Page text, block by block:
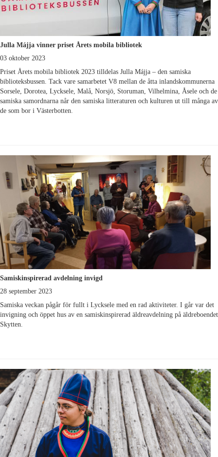
Julla Májja vinner priset Årets mobila bibliotek
03 oktober 2023
Priset Årets mobila bibliotek 2023 tilldelas Julla Májja – den samiska
biblioteksbussen. Tack vare samarbetet V8 mellan de åtta inlandskommunerna
Sorsele, Dorotea, Lycksele, Malå, Norsjö, Storuman, Vilhelmina, Åsele och de
samiska samordnarna når den samiska litteraturen och kulturen ut till många av
de som bor i Västerbotten.
Samiskinspirerad avdelning invigd
28 september 2023
Samiska veckan pågår för fullt i Lycksele med en rad aktiviteter. I går var det
invigning och öppet hus av en samiskinspirerad äldreavdelning på äldreboendet
Skytten.